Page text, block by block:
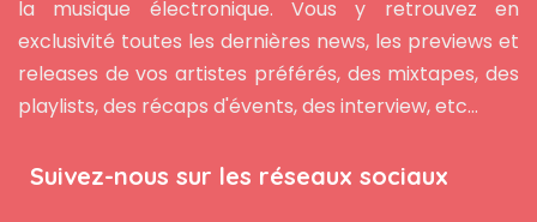
la musique électronique. Vous y retrouvez en
exclusivité toutes les dernières news, les previews et
releases de vos artistes préférés, des mixtapes, des
playlists, des récaps d'évents, des interview, etc...
Suivez-nous sur les réseaux sociaux